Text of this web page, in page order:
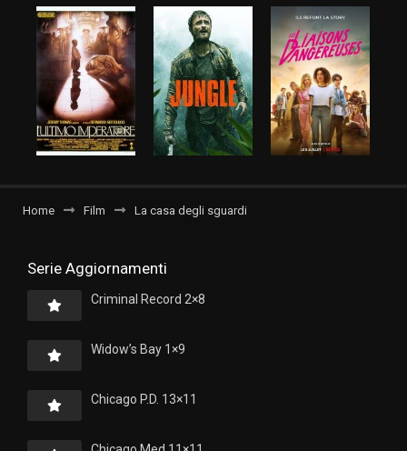
Home Film La casa degli sguardi
Serie Aggiornamenti
Criminal Record 2×8
Widow’s Bay 1×9
Chicago P.D. 13×11